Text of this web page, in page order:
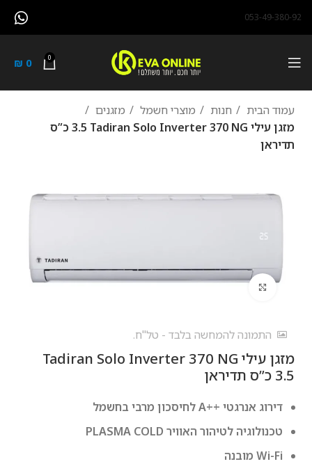
053-49-380-92
0
₪ 0
עמוד הבית חנות מוצרי חשמל
מזגנים
מזגן עילי Tadiran Solo Inverter 370 NG ‏3.5 ‏כ”ס
תדיראן
לחץ להגדלה
התמונה להמחשה בלבד - טל"ח.
מזגן עילי Tadiran Solo Inverter 370 NG
דירוג אנרגטי ++A לחיסכון מרבי בחשמל
טכנולוגיה לטיהור האוויר PLASMA COLD
Wi-Fi מובנה